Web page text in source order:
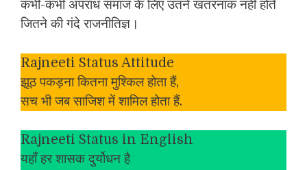
कभी-कभी अपराध समाज के लिए उतने खतरनाक नहीं होते
जितने की गंदे राजनीतिज्ञ।
Rajneeti Status Attitude
झूठ पकड़ना कितना मुश्किल होता हैं,
सच भी जब साजिश में शामिल होता हैं.
Rajneeti Status in English
यहाँ हर शासक दुर्योधन है